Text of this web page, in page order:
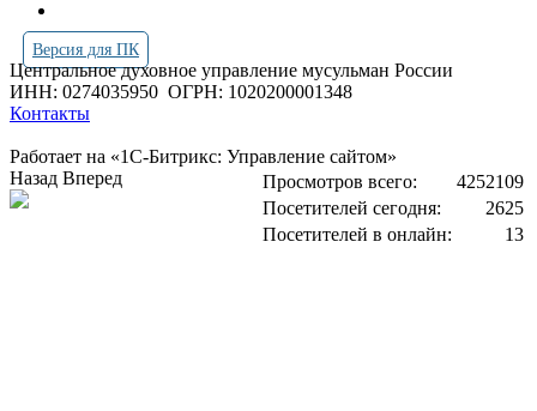
Версия для ПК
Центральное духовное управление мусульман России
ИНН: 0274035950 ОГРН: 1020200001348
Контакты
Работает на «1С-Битрикс: Управление сайтом»
Просмотров всего:
4252109
Посетителей сегодня:
2625
Посетителей в онлайн:
13
Назад Вперед